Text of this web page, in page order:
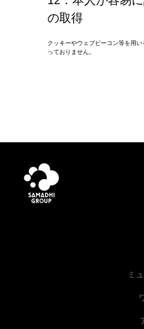
の取得
クッキーやウェブビーコン等を用
っておりません。
ミ